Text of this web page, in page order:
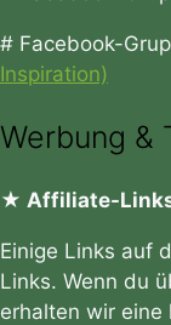
# Facebook-
Inspiration)
Werbung &
★ Affiliate-
Einige Links auf
Links. Wenn du
erhalten wir eine